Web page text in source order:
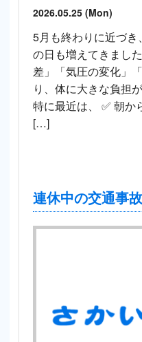
2026.05.25 (Mon)
5月も終わりに近づ
の日も増えてきまし
差」「気圧の変化」
り、体に大きな負担
特に最近は、 ✅ 朝か
[…]
連休中の交通事故